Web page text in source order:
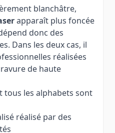
blanchâtre,
apparaît plus foncée
donc des
Dans les deux cas, il
réalisées
de haute
tous les alphabets sont
réalisé par des